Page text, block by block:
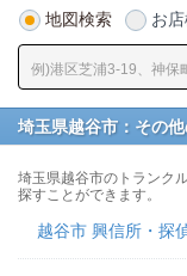
地図検索 お
埼玉県越谷市：その
埼玉県越谷市のトランク
探すことができます。
越谷市 興信所・探